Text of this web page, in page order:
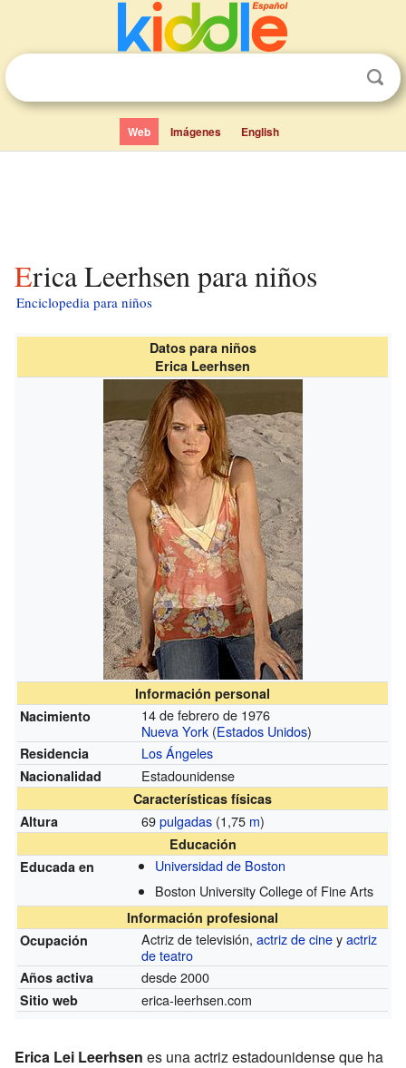
Web Imágenes English
Erica Leerhsen para niños
Enciclopedia para niños
Datos para niños
Erica Leerhsen
Información personal
Nacimiento
14 de febrero de 1976
Nueva York (Estados Unidos)
Residencia Los Ángeles
Nacionalidad Estadounidense
Características físicas
Altura
69pulgadas (1,75 m)
Educación
Educada en
Universidad de Boston
Boston University College of Fine Arts
Información profesional
Ocupación
Actriz de televisión,actriz de cineyactriz
de teatro
Años activa desde 2000
Sitio web erica-leerhsen.com
Erica Lei Leerhsen es una actriz estadounidense que ha